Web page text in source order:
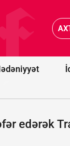
KİV: ABŞ Kiber
Komandanlığında
baş verən
araşdırılır
edərək